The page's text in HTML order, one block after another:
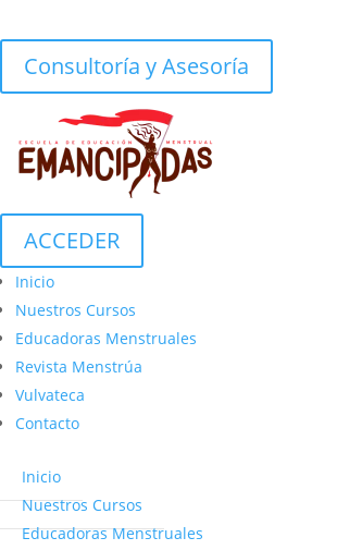
Consultoría y Asesoría
ACCEDER
Inicio
Nuestros Cursos
Educadoras Menstruales
Revista Menstrúa
Vulvateca
Contacto
Inicio
Nuestros Cursos
Educadoras Menstruales